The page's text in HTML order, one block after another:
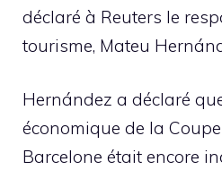
déclaré à Reuters le
tourisme, Mateu
Hernández a déclaré
économique de la
Barcelone était encore